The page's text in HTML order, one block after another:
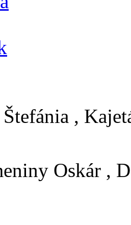
Štefánia ,
Oskár ,